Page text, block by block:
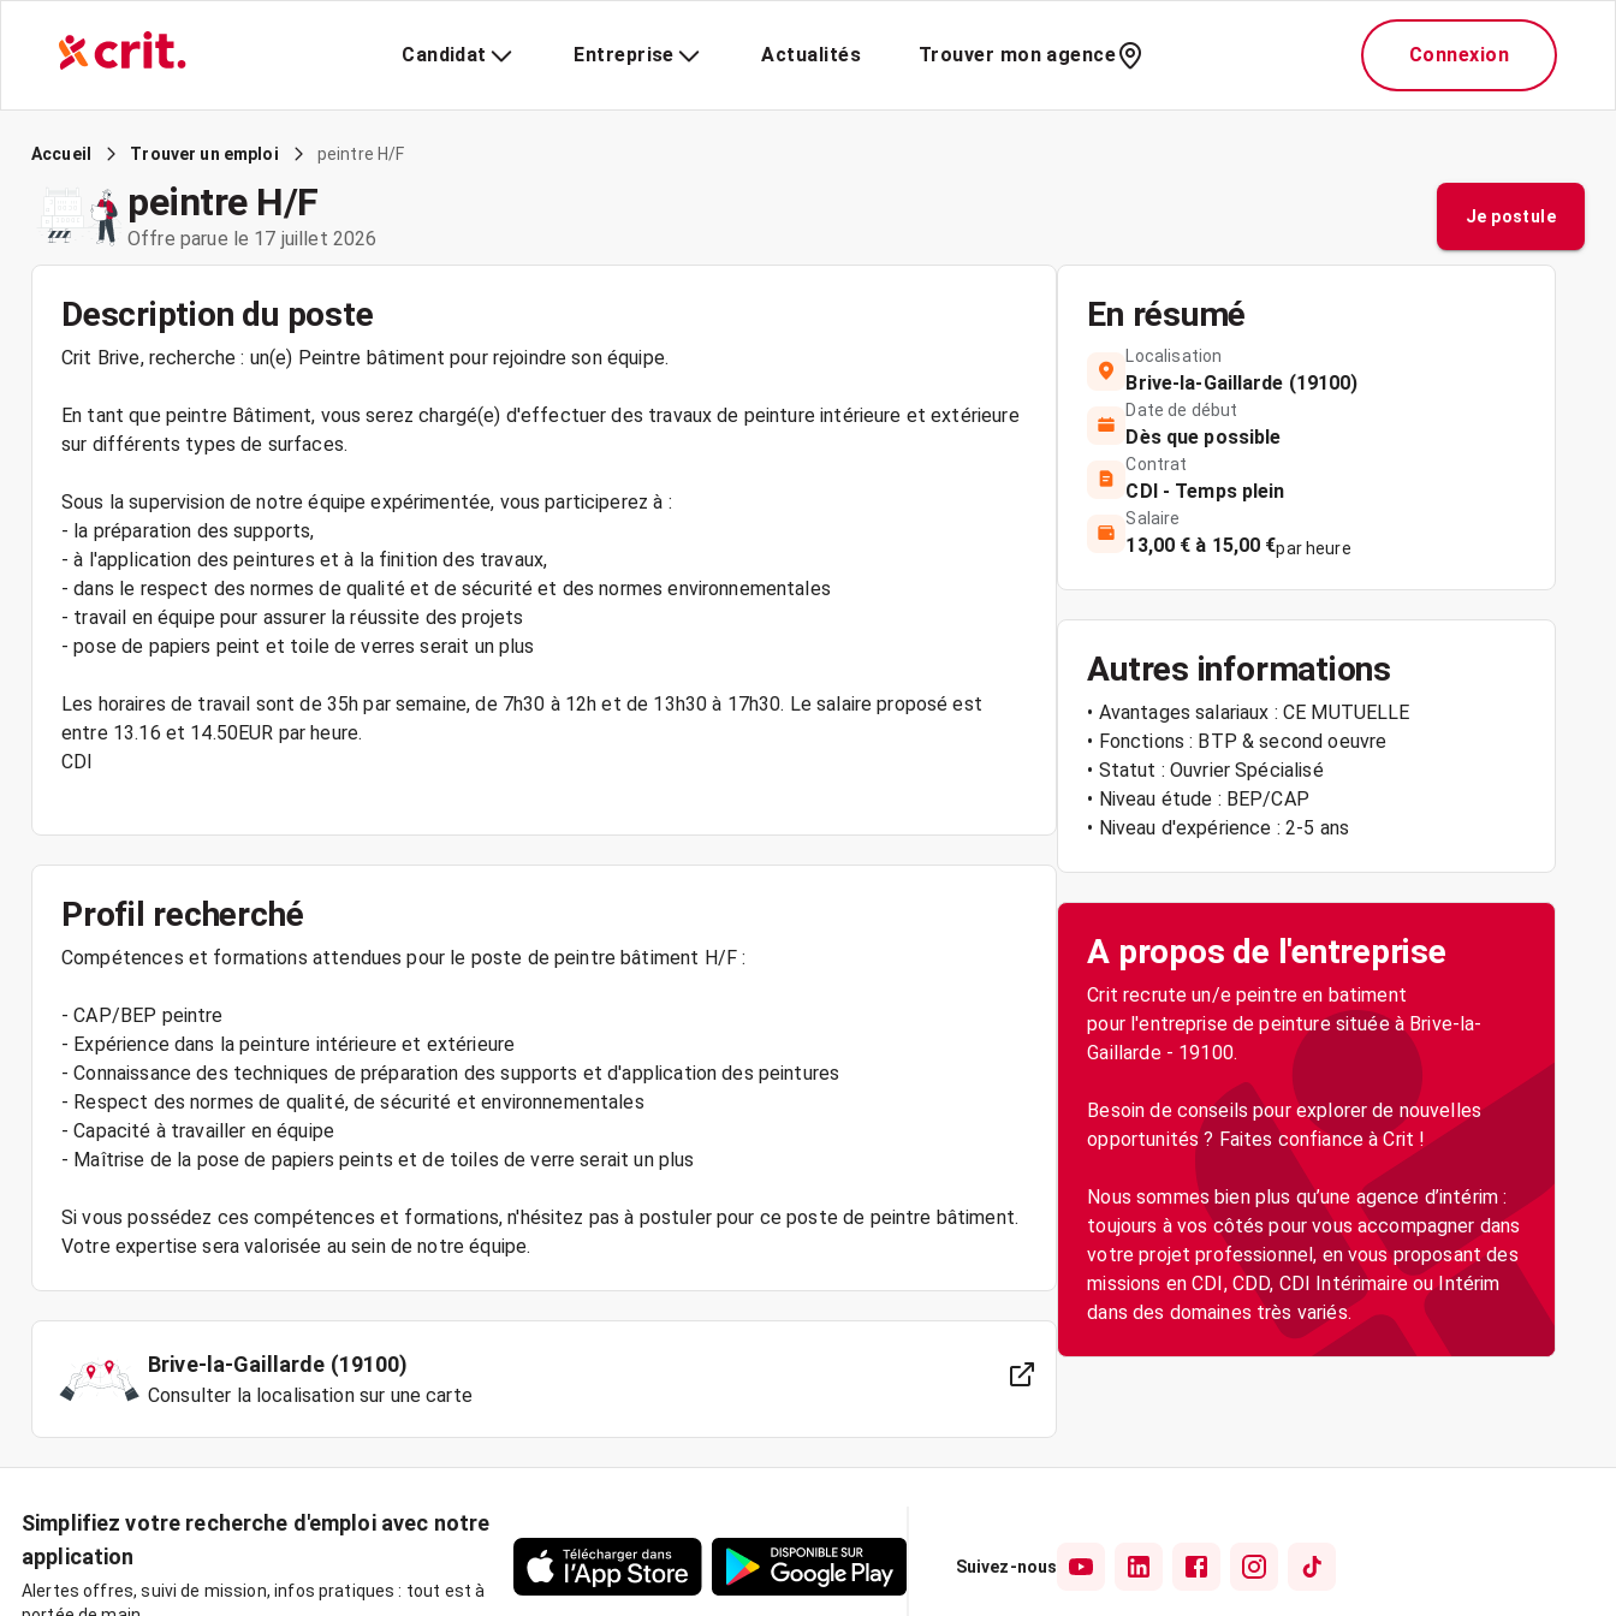
Candidat Entreprise Actualités Trouver mon agence Connexion
Accueil Trouver un emploi peintre H/F
peintre H/F
Offre parue le 17 juillet 2026
Je postule
Description du poste
Crit Brive, recherche : un(e) Peintre bâtiment pour rejoindre son équipe.
En tant que peintre Bâtiment, vous serez chargé(e) d'effectuer des travaux de peinture intérieure et extérieure
sur différents types de surfaces.
Sous la supervision de notre équipe expérimentée, vous participerez à :
- la préparation des supports,
- à l'application des peintures et à la finition des travaux,
- dans le respect des normes de qualité et de sécurité et des normes environnementales
- travail en équipe pour assurer la réussite des projets
- pose de papiers peint et toile de verres serait un plus
Les horaires de travail sont de 35h par semaine, de 7h30 à 12h et de 13h30 à 17h30. Le salaire proposé est
entre 13.16 et 14.50EUR par heure.
CDI
Profil recherché
Compétences et formations attendues pour le poste de peintre bâtiment H/F :
- CAP/BEP peintre
- Expérience dans la peinture intérieure et extérieure
- Connaissance des techniques de préparation des supports et d'application des peintures
- Respect des normes de qualité, de sécurité et environnementales
- Capacité à travailler en équipe
- Maîtrise de la pose de papiers peints et de toiles de verre serait un plus
Si vous possédez ces compétences et formations, n'hésitez pas à postuler pour ce poste de peintre bâtiment.
Brive-la-Gaillarde (19100)
Consulter la localisation sur une carte
En résumé
Localisation
Brive-la-Gaillarde (19100)
Date de début
Dès que possible
Contrat
CDI - Temps plein
Salaire
13,00 € à 15,00 €par heure
Autres informations
• Avantages salariaux : CE MUTUELLE
• Fonctions : BTP & second oeuvre
• Statut : Ouvrier Spécialisé
• Niveau étude : BEP/CAP
• Niveau d'expérience : 2-5 ans
A propos de l'entreprise
Crit recrute un/e peintre en batiment
pour l'entreprise de peinture située à Brive-la-
Gaillarde - 19100.
Besoin de conseils pour explorer de nouvelles
opportunités ? Faites confiance à Crit !
Nous sommes bien plus qu’une agence d’intérim :
toujours à vos côtés pour vous accompagner dans
votre projet professionnel, en vous proposant des
missions en CDI, CDD, CDI Intérimaire ou Intérim
dans des domaines très variés.
Simplifiez votre recherche d'emploi avec notre
application
Alertes offres, suivi de mission, infos pratiques : tout est à
Suivez-nous